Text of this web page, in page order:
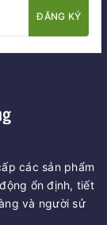
ĐĂNG KÝ
các sản phẩm
ổn định, tiết
và người sử